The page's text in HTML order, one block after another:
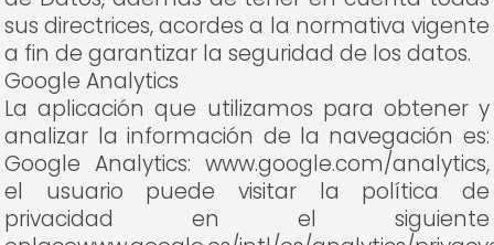
sus directrices, acordes a la normativa vigente
a fin de garantizar la seguridad de los datos.
Google Analytics
La aplicación que utilizamos para obtener y
analizar la información de la navegación es:
Google Analytics: www.google.com/analytics,
el usuario puede visitar la política de
privacidad en el siguiente